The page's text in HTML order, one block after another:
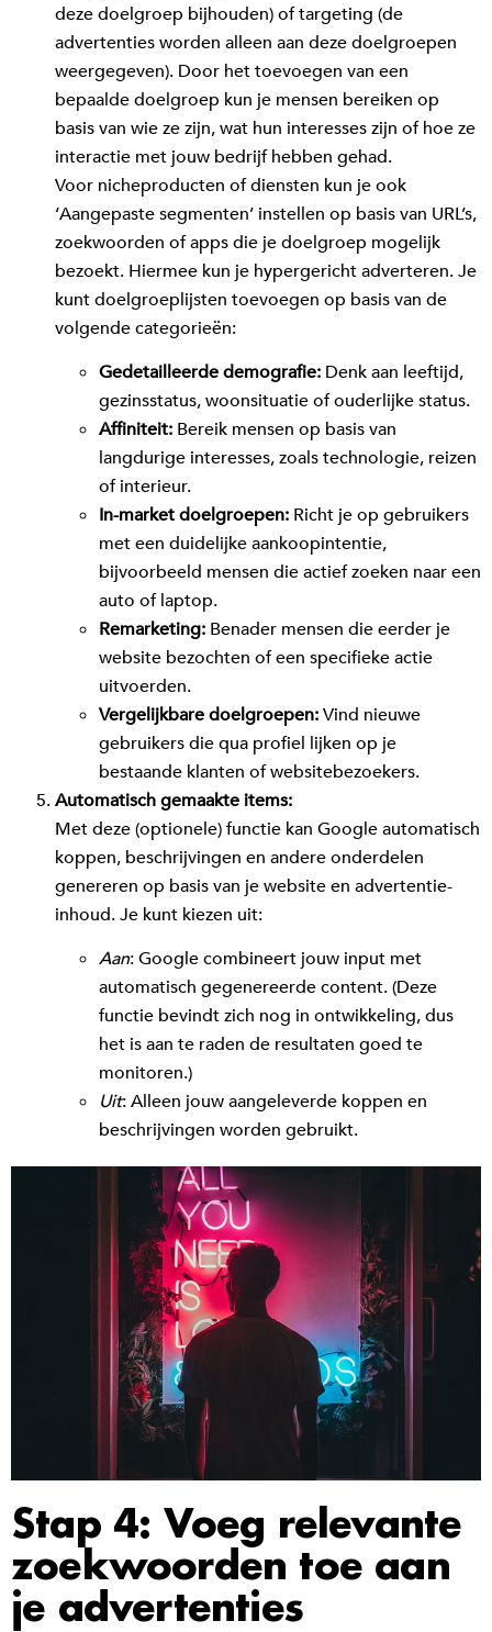
deze doelgroep bijhouden) of targeting (de
advertenties worden alleen aan deze doelgroepen
weergegeven). Door het toevoegen van een
bepaalde doelgroep kun je mensen bereiken op
basis van wie ze zijn, wat hun interesses zijn of hoe ze
interactie met jouw bedrijf hebben gehad.
Voor nicheproducten of diensten kun je ook
‘Aangepaste segmenten’ instellen op basis van URL’s,
zoekwoorden of apps die je doelgroep mogelijk
bezoekt. Hiermee kun je hypergericht adverteren.Je
kunt doelgroeplijsten toevoegen op basis van de
volgende categorieën:
Gedetailleerde demografie: Denk aan leeftijd,
gezinsstatus, woonsituatie of ouderlijke status.
Affiniteit: Bereik mensen op basis van
langdurige interesses, zoals technologie, reizen
of interieur.
In-market doelgroepen: Richt je op gebruikers
met een duidelijke aankoopintentie,
bijvoorbeeld mensen die actief zoeken naar een
auto of laptop.
Remarketing: Benader mensen die eerder je
website bezochten of een specifieke actie
uitvoerden.
Vergelijkbare doelgroepen:Vind nieuwe
gebruikers die qua profiel lijken op je
bestaande klanten of websitebezoekers.
Automatisch gemaakte items:
Met deze (optionele) functie kan Google automatisch
koppen, beschrijvingen en andere onderdelen
genereren op basis van je website en advertentie-
inhoud. Je kunt kiezen uit:
Aan: Google combineert jouw input met
automatisch gegenereerde content. (Deze
functie bevindt zich nog in ontwikkeling, dus
het is aan te raden de resultaten goed te
monitoren.)
Uit: Alleen jouw aangeleverde koppen en
beschrijvingen worden gebruikt.
Stap 4: Voeg relevante
zoekwoorden toe aan
je advertenties